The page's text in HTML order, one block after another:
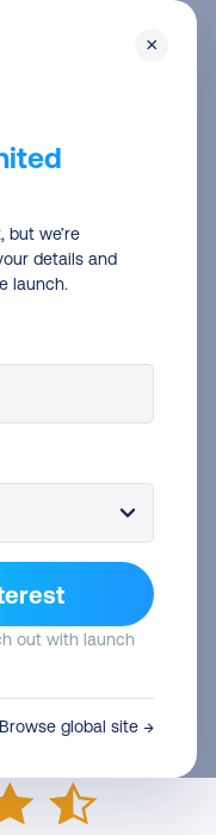
avec
encore
plus
Lettre
×
but we’re
details and
launch.
out with launch
Browse global site →